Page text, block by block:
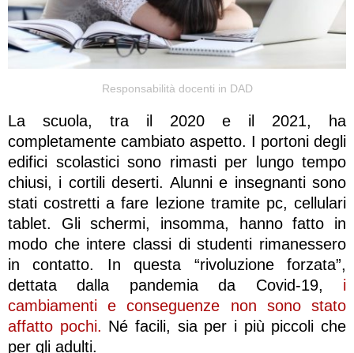
Responsabilità docenti in DAD
La scuola, tra il 2020 e il 2021, ha
completamente cambiato aspetto. I portoni degli
edifici scolastici sono rimasti per lungo tempo
chiusi, i cortili deserti. Alunni e insegnanti sono
stati costretti a fare lezione tramite pc, cellulari
tablet. Gli schermi, insomma, hanno fatto in
modo che intere classi di studenti rimanessero
in contatto. In questa “rivoluzione forzata”,
dettata dalla pandemia da Covid-19, i
cambiamenti e conseguenze non sono stato
affatto pochi. Né facili, sia per i più piccoli che
per gli adulti.